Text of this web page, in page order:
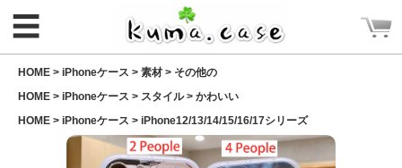
☰
HOME > iPhoneケース > 素材 > その他の
HOME > iPhoneケース > スタイル> かわいい
HOME > iPhoneケース > iPhone12/13/14/15/16/17シリーズ